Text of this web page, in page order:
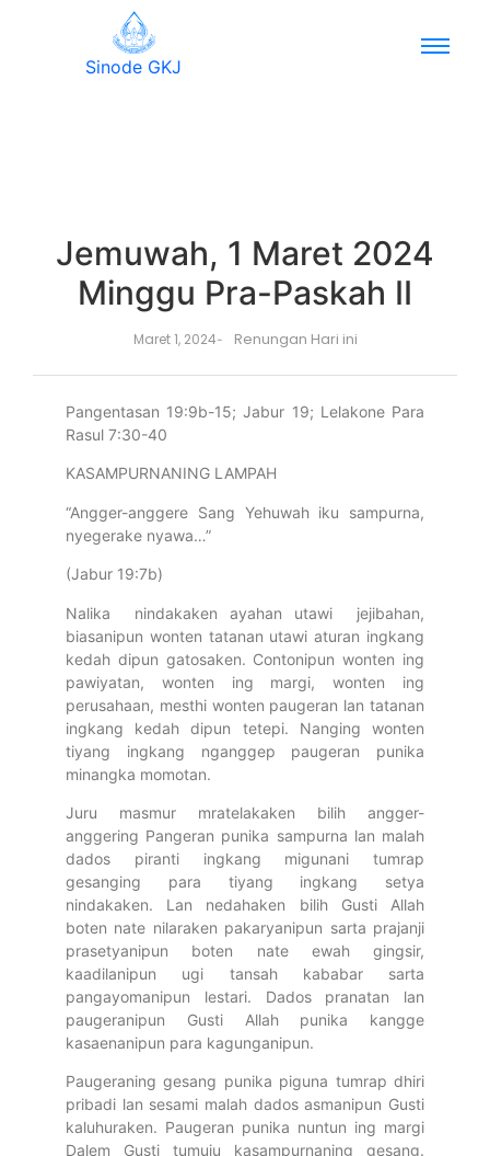
Sinode GKJ
Jemuwah, 1 Maret 2024
Minggu Pra-Paskah II
Maret 1, 2024- Renungan Hari ini
Pangentasan 19:9b-15; Jabur 19; Lelakone Para
Rasul 7:30-40
KASAMPURNANING LAMPAH
“Angger-anggere Sang Yehuwah iku sampurna,
nyegerake nyawa…”
(Jabur 19:7b)
Nalika nindakaken ayahan utawi jejibahan,
biasanipun wonten tatanan utawi aturan ingkang
kedah dipun gatosaken. Contonipun wonten ing
pawiyatan, wonten ing margi, wonten ing
perusahaan, mesthi wonten paugeran lan tatanan
ingkang kedah dipun tetepi. Nanging wonten
tiyang ingkang nganggep paugeran punika
minangka momotan.
Juru masmur mratelakaken bilih angger-
anggering Pangeran punika sampurna lan malah
dados piranti ingkang migunani tumrap
gesanging para tiyang ingkang setya
nindakaken. Lan nedahaken bilih Gusti Allah
boten nate nilaraken pakaryanipun sarta prajanji
prasetyanipun boten nate ewah gingsir,
kaadilanipun ugi tansah kababar sarta
pangayomanipun lestari. Dados pranatan lan
paugeranipun Gusti Allah punika kangge
kasaenanipun para kagunganipun.
Paugeraning gesang punika piguna tumrap dhiri
pribadi lan sesami malah dados asmanipun Gusti
kaluhuraken. Paugeran punika nuntun ing margi
Dalem Gusti tumuju kasampurnaning gesang.